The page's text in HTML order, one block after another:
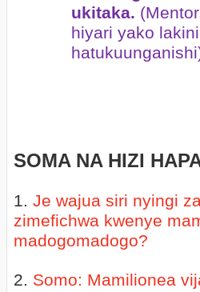
ukitaka.
hiyari yako
SOMA NA HIZI
1. Je wajua siri nyingi
zimefichwa kwenye
madogomadogo?
2. Somo: Mamilionea